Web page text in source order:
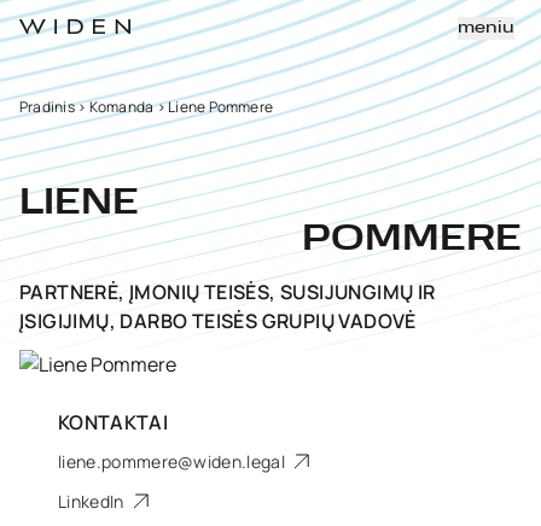
meniu
Pradinis>Komanda>Liene Pommere
LIENE
POMMERE
PARTNERĖ, ĮMONIŲ TEISĖS, SUSIJUNGIMŲ IR
ĮSIGIJIMŲ, DARBO TEISĖS GRUPIŲ VADOVĖ
KONTAKTAI
liene.pommere@widen.legal
LinkedIn